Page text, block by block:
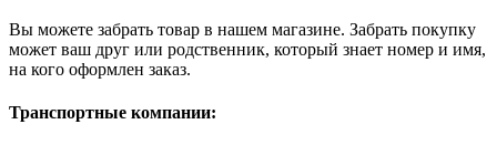
Вы можете забрать товар в нашем магазине. Забрать покупку
может ваш друг или родственник, который знает номер и имя,
на кого оформлен заказ.
Транспортные компании: